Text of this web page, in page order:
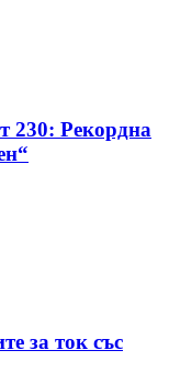
230: Рекордна
за ток със